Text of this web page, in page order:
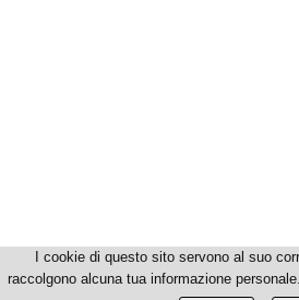
I cookie di questo sito servono al suo
raccolgono alcuna tua informazione